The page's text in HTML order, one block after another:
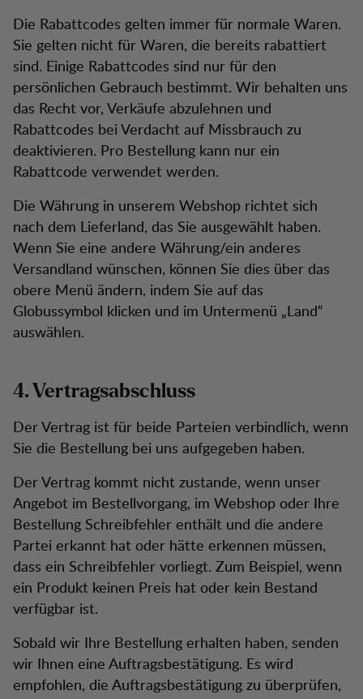
Die Rabattcodes gelten immer für normale Waren.
Sie gelten nicht für Waren, die bereits rabattiert
sind. Einige Rabattcodes sind nur für den
persönlichen Gebrauch bestimmt. Wir behalten uns
das Recht vor, Verkäufe abzulehnen und
Rabattcodes bei Verdacht auf Missbrauch zu
deaktivieren. Pro Bestellung kann nur ein
Rabattcode verwendet werden.
Die Währung in unserem Webshop richtet sich
nach dem Lieferland, das Sie ausgewählt haben.
Wenn Sie eine andere Währung/ein anderes
Versandland wünschen, können Sie dies über das
obere Menü ändern, indem Sie auf das
Globussymbol klicken und im Untermenü „Land“
auswählen.
4. Vertragsabschluss
Der Vertrag ist für beide Parteien verbindlich, wenn
Sie die Bestellung bei uns aufgegeben haben.
Der Vertrag kommt nicht zustande, wenn unser
Angebot im Bestellvorgang, im Webshop oder Ihre
Bestellung Schreibfehler enthält und die andere
Partei erkannt hat oder hätte erkennen müssen,
dass ein Schreibfehler vorliegt. Zum Beispiel, wenn
ein Produkt keinen Preis hat oder kein Bestand
verfügbar ist.
Sobald wir Ihre Bestellung erhalten haben, senden
wir Ihnen eine Auftragsbestätigung. Es wird
empfohlen, die Auftragsbestätigung zu überprüfen,